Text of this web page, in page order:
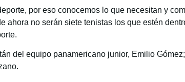
por eso conocemos lo que necesitan y
ahora no serán siete tenistas los que estén
del equipo panamericano junior, Emilio